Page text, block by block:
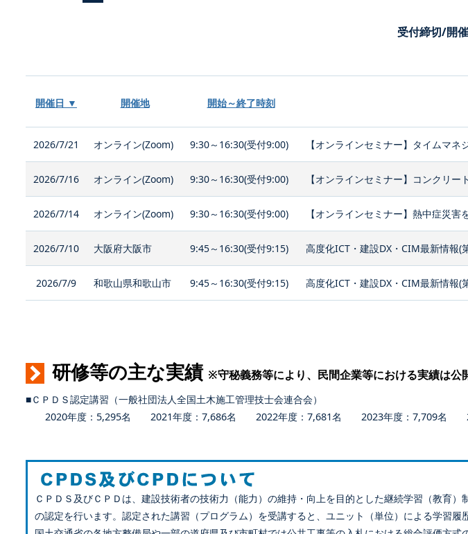
受付締切/開
開催日 ▼ 開催地 開始～終了時刻
2026/7/21 オンライン(Zoom) 9:30～16:30(受付9:00) 【オンラインセミナー】タイムマ
2026/7/16 オンライン(Zoom) 9:30～16:30(受付9:00) 【オンラインセミナー】コンクリ
2026/7/14 オンライン(Zoom) 9:30～16:30(受付9:00) 【オンラインセミナー】熱中症災害
2026/7/10 大阪府大阪市 9:45～16:30(受付9:15) 高度化ICT・建設DX・CIM最新情報(
2026/7/9 和歌山県和歌山市 9:45～16:30(受付9:15) 高度化ICT・建設DX・CIM最新情報(
研修等の主な実績 ※守秘義務等により、民間企業等における実績は公
■ＣＰＤＳ認定講習（一般社団法人全国土木施工管理技士会連合会）
2020年度：5,295名 2021年度：7,686名 2022年度：7,681名 2023年度：7,709名
ＣＰＤＳ及びＣＰＤは、建設技術者の技術力（能力）の維持・向上を目的とした継続学習（教育
の認定を行います。認定された講習（プログラム）を受講すると、ユニット（単位）による学習